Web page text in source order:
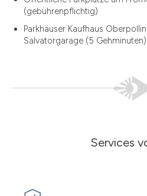
(gebührenpflichtig)
Parkhäuser Kaufhaus
Salvatorgarage (5 Gehminuten)
Services